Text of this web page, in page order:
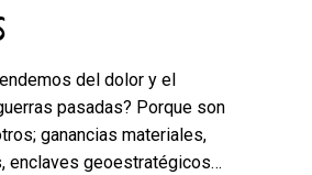
del dolor y el
pasadas? Porque son
ganancias materiales,
enclaves geoestratégicos…